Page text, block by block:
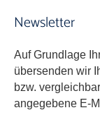
Newsletter
Auf Grundlage
übersenden wir
bzw.
angegebene E-